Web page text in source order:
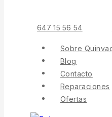
647 15 56 54
Sobre
Blog
Contacto
Reparaciones
Ofertas